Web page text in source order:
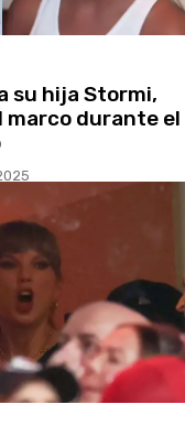
su hija Stormi,
marco durante el